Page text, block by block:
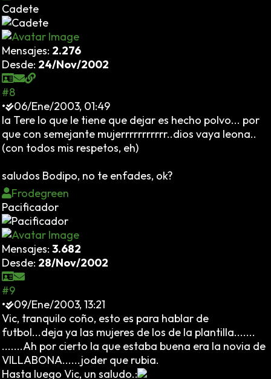
Cadete
Mensajes: 2.276
Desde: 24/Nov/2002
#8
•
06/Ene/2003, 01:49
la Tere lo que le tiene que dejar es hecho polvo... por
que con semejante mujerrrrrrrrrrr..dios vaya leona..
(con todos mis respetos, eh)
saludos Bodipo, no te enfades, ok?
Frodegreen
Pacificador
Mensajes: 3.682
Desde: 28/Nov/2002
#9
•
09/Ene/2003, 13:21
Vic, tranquilo coño, esto es para hablar de
futbol...deja ya las mujeres de los de la plantilla.......
.......Ah por cierto la que estaba buena era la novia de
VILLABONA......joder que rubia.
Hasta luego Vic, un saludo.: